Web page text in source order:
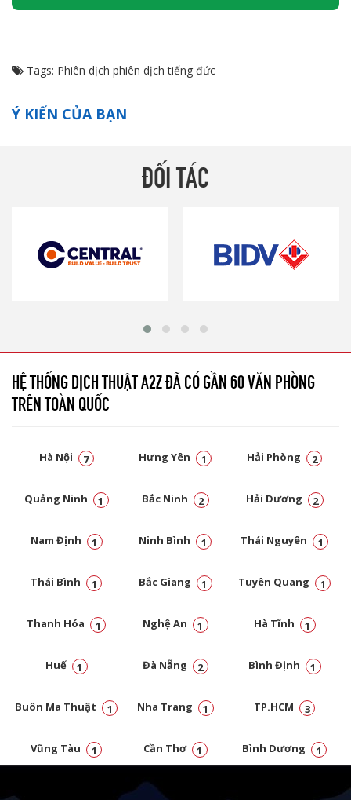
Tags: Phiên dịch phiên dịch tiếng đức
Ý KIẾN CỦA BẠN
ĐỐI TÁC
HỆ THỐNG DỊCH THUẬT A2Z ĐÃ CÓ GẦN 60 VĂN PHÒNG
TRÊN TOÀN QUỐC
Hà Nội 7 Hưng Yên 1 Hải Phòng 2
Quảng Ninh 1 Bắc Ninh 2 Hải Dương 2
Nam Định 1 Ninh Bình 1 Thái Nguyên 1
Thái Bình 1 Bắc Giang 1 Tuyên Quang 1
Thanh Hóa 1 Nghệ An 1 Hà Tĩnh 1
Huế 1 Đà Nẵng 2 Bình Định 1
Buôn Ma Thuật 1 Nha Trang 1 TP.HCM 3
Vũng Tàu 1 Cần Thơ 1 Bình Dương 1